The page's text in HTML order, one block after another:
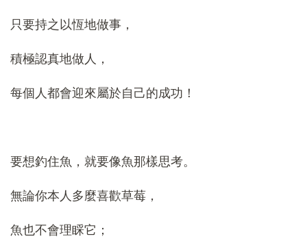
只要持之以恆地做事，
積極認真地做人，
每個人都會迎來屬於自己的成功！
要想釣住魚，就要像魚那樣思考。
無論你本人多麼喜歡草莓，
魚也不會理睬它；